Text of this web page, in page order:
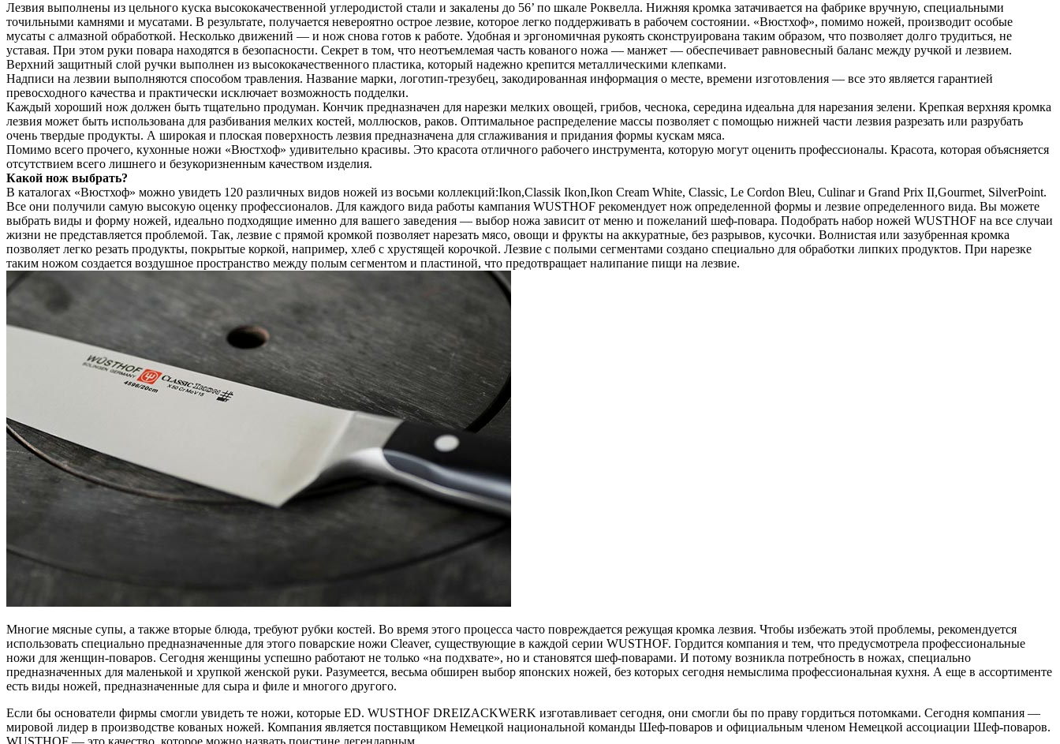
Лезвия выполнены из цельного куска высококачественной углеродистой стали и закалены до 56’ по шкале Роквелла. Нижняя кромка затачивается на фабрике вручную, специальными
точильными камнями и мусатами. B результате, получается невероятно острое лезвие, которое легко поддерживать в рабочем состоянии. «Вюстхоф», помимо ножей, производит особые
мусаты с алмазной обработкой. Несколько движений — и нож снова готов к работе. Удобная и эргономичная рукоять сконструирована таким образом, что позволяет долго трудиться, не
уставая. При этом руки повара находятся в безопасности. Секрет в том, что неотъемлемая часть кованого ножа — манжет — обеспечивает равновесный баланс между ручкой и лезвием.
Верхний защитный слой ручки выполнен из высококачественного пластика, который надежно крепится металлическими клепками.
Надписи на лезвии выполняются способом травления. Название марки, логотип-трезубец, закодированная информация о месте, времени изготовления — все это является гарантией
превосходного качества и практически исключает возможность подделки.
Каждый хороший нож должен быть тщательно продуман. Кончик предназначен для нарезки мелких овощей, грибов, чеснока, середина идеальна для нарезания зелени. Крепкая верхняя кромка
лезвия может быть использована для разбивания мелких костей, моллюсков, раков. Оптимальное распределение массы позволяет с помощью нижней части лезвия разрезать или разрубать
очень твердые продукты. А широкая и плоская поверхность лезвия предназначена для сглаживания и придания формы кускам мяса.
Помимо всего прочего, кухонные ножи «Вюстхоф» удивительно красивы. Это красота отличного рабочего инструмента, которую могут оценить профессионалы. Красота, которая объясняется
отсутствием всего лишнего и безукоризненным качеством изделия.
Какой нож выбрать?
В каталогах «Вюстхоф» можно увидеть 120 различных видов ножей из восьми коллекций:Ikon,Classik Ikon,Ikon Cream White, Classic, Le Cordon Bleu, Culinar и Grand Prix II,Gourmet, SilverPoint.
Все они получили самую высокую оценку профессионалов. Для каждого вида работы кампания WUSTHOF рекомендует нож определенной формы и лезвие определенного вида. Вы можете
выбрать виды и форму ножей, идеально подходящие именно для вашего заведения — выбор ножа зависит от меню и пожеланий шеф-повара. Подобрать набор ножей WUSTHOF на все случаи
жизни не представляется проблемой. Так, лезвие с прямой кромкой позволяет нарезать мясо, овощи и фрукты на аккуратные, без разрывов, кусочки. Волнистая или зазубренная кромка
позволяет легко резать продукты, покрытые коркой, например, хлеб с хрустящей корочкой. Лезвие с полыми сегментами создано специально для обработки липких продуктов. При нарезке
таким ножом создается воздушное пространство между полым сегментом и пластиной, что предотвращает налипание пищи на лезвие.
Многие мясные супы, а также вторые блюда, требуют рубки костей. Во время этого процесса часто повреждается режущая кромка лезвия. Чтобы избежать этой проблемы, рекомендуется
использовать специально предназначенные для этого поварские ножи Cleaver, существующие в каждой серии WUSTHOF. Гордится компания и тем, что предусмотрела профессиональные
ножи для женщин-поваров. Сегодня женщины успешно работают не только «на подхвате», но и становятся шеф-поварами. И потому возникла потребность в ножах, специально
предназначенных для маленькой и хрупкой женской руки. Разумеется, весьма обширен выбор японских ножей, без которых сегодня немыслима профессиональная кухня. А еще в ассортименте
есть виды ножей, предназначенные для сыра и филе и многого другого.
Если бы основатели фирмы смогли увидеть те ножи, которые ED. WUSTHOF DREIZACKWERK изготавливает сегодня, они смогли бы по праву гордиться потомками. Сегодня компания —
мировой лидер в производстве кованых ножей. Компания является поставщиком Немецкой национальной команды Шеф-поваров и официальным членом Немецкой ассоциации Шеф-поваров.